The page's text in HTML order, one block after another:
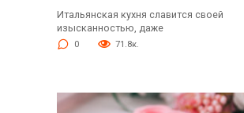
Итальянская кухня славится своей
изысканностью, даже
0 71.8к.